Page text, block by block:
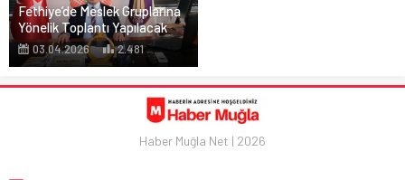
Fethiye’de Meslek Gruplarına
Yönelik Toplantı Yapılacak
03.04.2026 2.481
Haber Muğla Net | 2026